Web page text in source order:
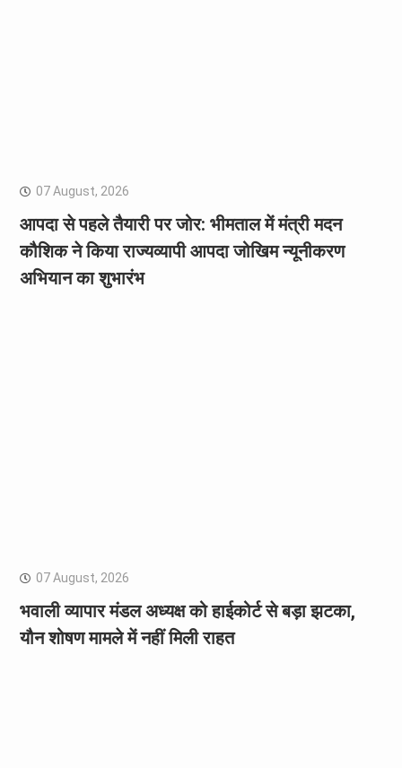
07 August, 2026
आपदा से पहले तैयारी पर जोर: भीमताल में मंत्री मदन
कौशिक ने किया राज्यव्यापी आपदा जोखिम न्यूनीकरण
अभियान का शुभारंभ
07 August, 2026
भवाली व्यापार मंडल अध्यक्ष को हाईकोर्ट से बड़ा झटका,
यौन शोषण मामले में नहीं मिली राहत